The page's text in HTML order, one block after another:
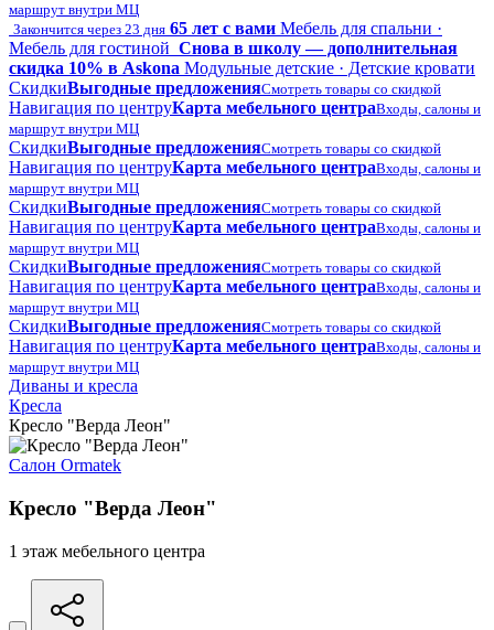
маршрут внутри МЦ
Закончится через 23 дня 65 лет с вами Мебель для спальни ·
Мебель для гостиной Снова в школу — дополнительная
скидка 10% в Askona Модульные детские · Детские кровати
СкидкиВыгодные предложенияСмотреть товары со скидкой
Навигация по центруКарта мебельного центраВходы, салоны и
маршрут внутри МЦ
СкидкиВыгодные предложенияСмотреть товары со скидкой
Навигация по центруКарта мебельного центраВходы, салоны и
маршрут внутри МЦ
СкидкиВыгодные предложенияСмотреть товары со скидкой
Навигация по центруКарта мебельного центраВходы, салоны и
маршрут внутри МЦ
СкидкиВыгодные предложенияСмотреть товары со скидкой
Навигация по центруКарта мебельного центраВходы, салоны и
маршрут внутри МЦ
СкидкиВыгодные предложенияСмотреть товары со скидкой
Навигация по центруКарта мебельного центраВходы, салоны и
маршрут внутри МЦ
Диваны и кресла
Кресла
Кресло "Верда Леон"
Салон Ormatek
Кресло "Верда Леон"
1 этаж мебельного центра